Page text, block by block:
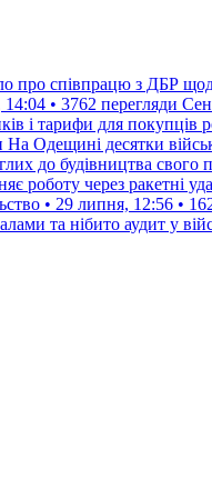
про співпрацю з ДБР
• 3762 перегляди
і тарифи для покупців
На Одещині десятки
до будівництва свого
роботу через ракетні
• 29 липня, 12:56 •
та нібито аудит у